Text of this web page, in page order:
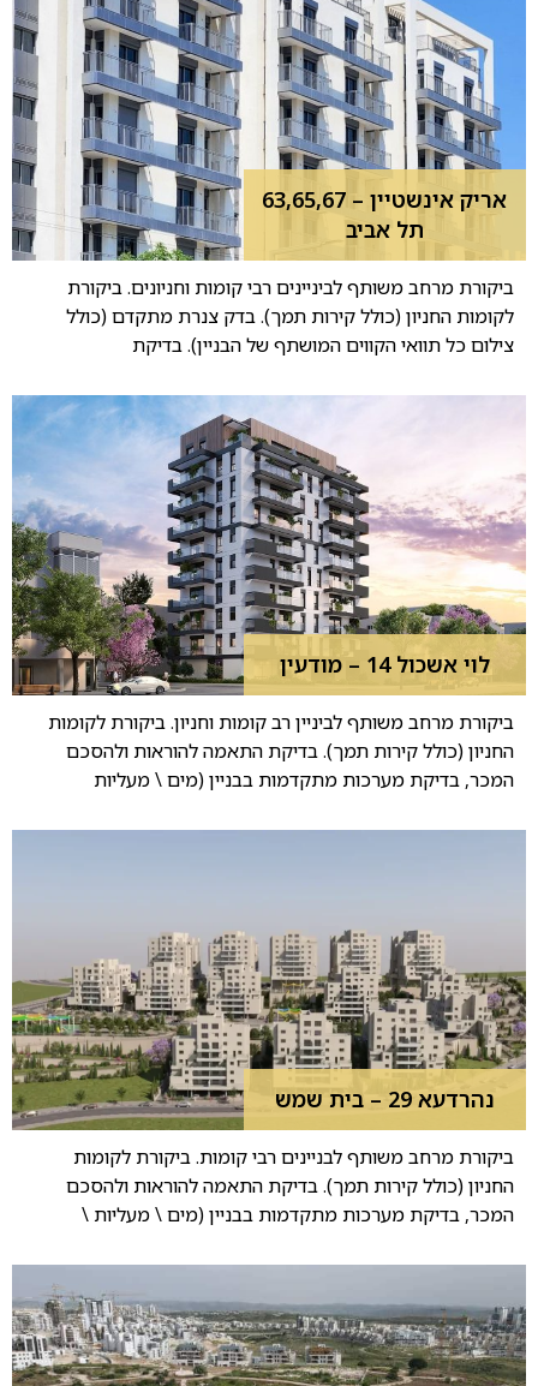
אריק אינשטיין – 63,65,67
תל אביב
ביקורת מרחב משותף לביניינים רבי קומות וחניונים. ביקורת
לקומות החניון (כולל קירות תמך). בדק צנרת מתקדם (כולל
צילום כל תוואי הקווים המושתף של הבניין). בדיקת
לוי אשכול 14 – מודעין
ביקורת מרחב משותף לביניין רב קומות וחניון. ביקורת לקומות
החניון (כולל קירות תמך). בדיקת התאמה להוראות ולהסכם
המכר, בדיקת מערכות מתקדמות בבניין (מים \ מעליות
נהרדעא 29 – בית שמש
ביקורת מרחב משותף לבניינים רבי קומות. ביקורת לקומות
החניון (כולל קירות תמך). בדיקת התאמה להוראות ולהסכם
המכר, בדיקת מערכות מתקדמות בבניין (מים \ מעליות \